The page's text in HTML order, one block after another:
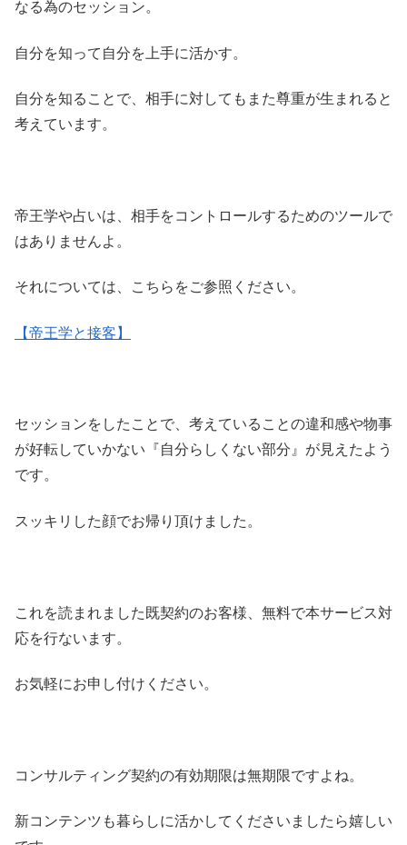
なる為のセッション。
自分を知って自分を上手に活かす。
自分を知ることで、相手に対してもまた尊重が生まれると
考えています。
帝王学や占いは、相手をコントロールするためのツールで
はありませんよ。
それについては、こちらをご参照ください。
【帝王学と接客】
セッションをしたことで、考えていることの違和感や物事
が好転していかない『自分らしくない部分』が見えたよう
です。
スッキリした顔でお帰り頂けました。
これを読まれました既契約のお客様、無料で本サービス対
応を行ないます。
お気軽にお申し付けください。
コンサルティング契約の有効期限は無期限ですよね。
新コンテンツも暮らしに活かしてくださいましたら嬉しい